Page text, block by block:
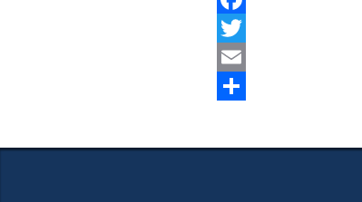
Facebook
Twitter
Email